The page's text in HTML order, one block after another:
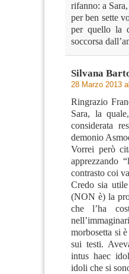
rifanno: a
per ben sette
per quello la
soccorsa
Silvana
28 Marzo 2013
Ringrazio
Sara, la
considerata
demonio
Vorrei però
apprezzando
contrasto coi
Credo sia
(NON è) la
che l’ha
morbosetta si
sui testi.
intus haec
idoli che si